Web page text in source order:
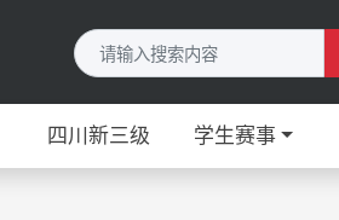
四川新三级 学生赛事